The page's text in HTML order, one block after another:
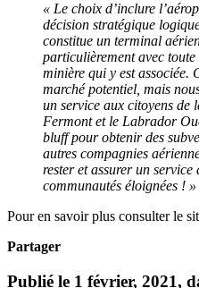
« Le choix d’inclure
décision stratégique
constitue un terminal
particulièrement avec
minière qui y est associée.
marché potentiel, mais
un service aux citoyens de
Fermont et le Labrador
bluff pour obtenir des
autres compagnies
rester et assurer un service
communautés éloignées ! »
Pour en savoir plus consulter le
Partager
Publié le 1 février, 2021,